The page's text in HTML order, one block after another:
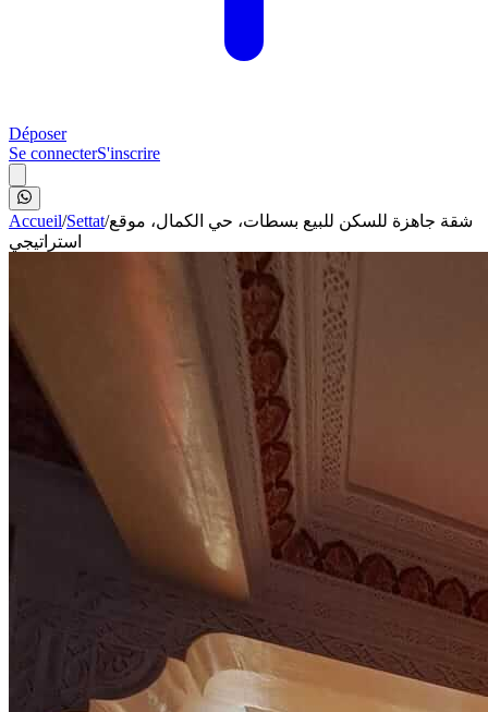
Déposer
Se connecterS'inscrire
Accueil/Settat/شقة جاهزة للسكن للبيع بسطات، حي الكمال، موقع
استراتيجي